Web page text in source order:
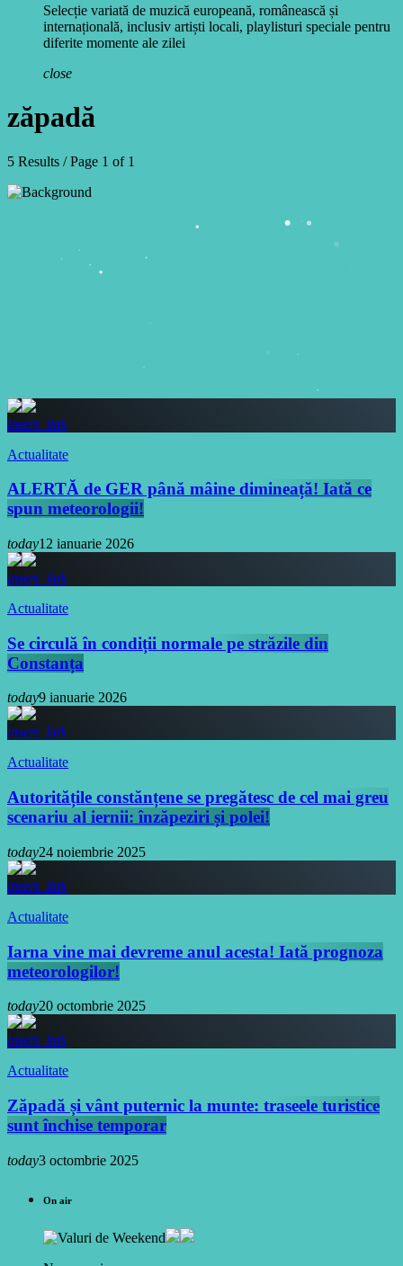
Selecție variată de muzică europeană, românească și
internațională, inclusiv artiști locali, playlisturi speciale pentru
diferite momente ale zilei
close
zăpadă
5 Results / Page 1 of 1
insert_link
Actualitate
ALERTĂ de GER până mâine dimineață! Iată ce
spun meteorologii!
today12 ianuarie 2026
insert_link
Actualitate
Se circulă în condiții normale pe străzile din
Constanța
today9 ianuarie 2026
insert_link
Actualitate
Autoritățile constănțene se pregătesc de cel mai greu
scenariu al iernii: înzăpeziri și polei!
today24 noiembrie 2025
insert_link
Actualitate
Iarna vine mai devreme anul acesta! Iată prognoza
meteorologilor!
today20 octombrie 2025
insert_link
Actualitate
Zăpadă și vânt puternic la munte: traseele turistice
sunt închise temporar
today3 octombrie 2025
On air